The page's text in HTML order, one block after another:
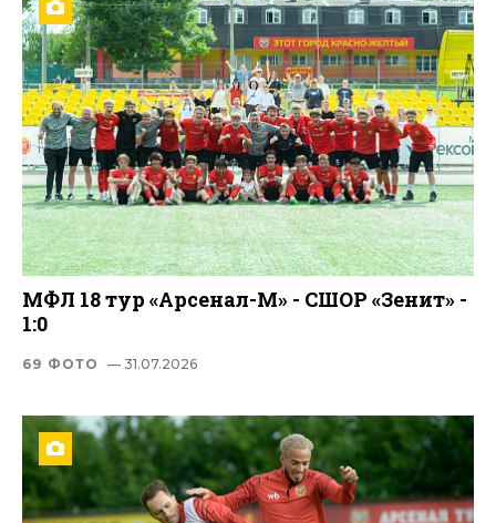
МФЛ 18 тур «Арсенал-М» - СШОР «Зенит» -
1:0
69 ФОТО — 31.07.2026